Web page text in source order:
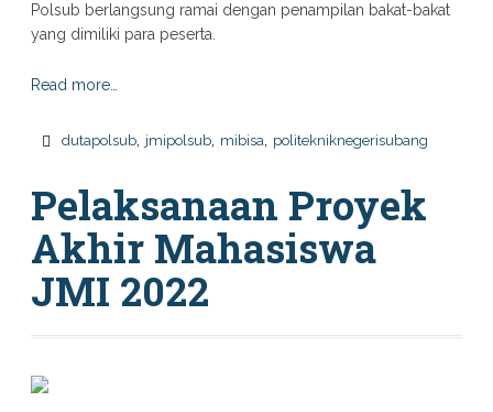
Polsub berlangsung ramai dengan penampilan bakat-bakat
yang dimiliki para peserta.
Read more…
dutapolsub, jmipolsub, mibisa politekniknegerisubang
Pelaksanaan Proyek
Akhir Mahasiswa
JMI 2022